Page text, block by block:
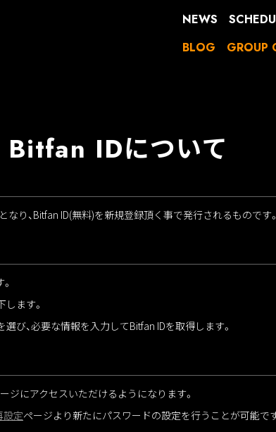
NEWS
BLOG
GROUP
Bitfan IDについて
り、Bitfan ID(無料)を新規登録頂く事で発行されるものです
ます。
び、必要な情報を入力してBitfan IDを取得します。
ジにアクセスいただけるようになります。
設定ページより新たにパスワードの設定を行うことが可能で